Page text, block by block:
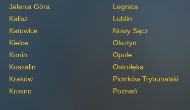
Jelenia Góra
Kalisz
Katowice
Kielce
Konin
Koszalin
Kraków
Krosno
Legnica
Lublin
Nowy Sącz
Olsztyn
Opole
Ostrołęka
Piotrków Trybunalski
Poznań